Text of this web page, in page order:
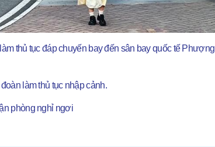
thủ tục đáp chuyến bay đến sân bay quốc tế Phượng
làm thủ tục nhập cảnh.
phòng nghỉ ngơi